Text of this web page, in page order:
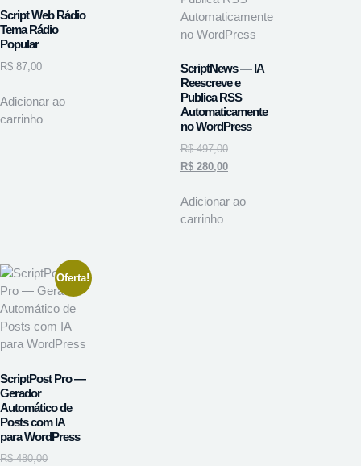
Script Web Rádio
Tema Rádio
Popular
R$ 87,00
Adicionar ao
carrinho
ScriptNews — IA
Reescreve e
Publica RSS
Automaticamente
no WordPress
R$497,00
R$ 280,00
Adicionar ao
carrinho
Oferta!
ScriptPost Pro —
Gerador
Automático de
Posts com IA
para WordPress
R$480,00